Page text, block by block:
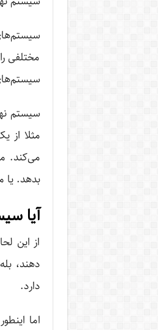
مختلفی
سیستم
مثلا از
می‌کند.
بدهد. یا
آیا
از این
دهند،
دارد.
اما